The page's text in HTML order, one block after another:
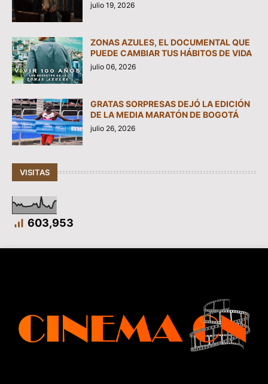
julio 19, 2026
ZONAS AZULES, EL DOCUMENTAL QUE
PUEDE CAMBIAR TUS HÁBITOS DE VIDA
julio 06, 2026
GRATAS SORPRESAS DEJÓ LA EDICIÓN
DE LA MEDIA MARATÓN DE BOGOTÁ
julio 26, 2026
VISITAS
603,953